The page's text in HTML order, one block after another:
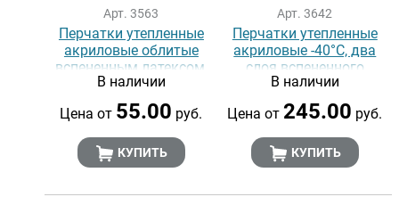
Арт. 3563
Перчатки утепленные
акриловые облитые
вспененным латексом,
3/4 (утепленные)
В наличии
Цена от 55.00 руб.
КУПИТЬ
Арт. 3642
Перчатки утепленные
акриловые -40°C, два
слоя вспененного
латекса (утепленные)
В наличии
Цена от 245.00 руб.
КУПИТЬ